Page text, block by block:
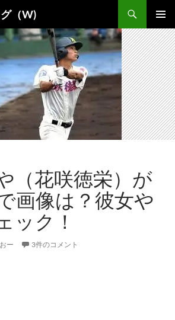
（W)
メインメ
ニュー
（花咲徳栄）が
画像は？彼女や
ック！
ー 3件のコメント